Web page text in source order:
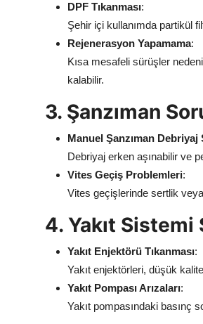
DPF Tıkanması:
Şehir içi kullanımda partikül
Rejenerasyon Yapamama:
Kısa mesafeli sürüşler
kalabilir.
3. Şanzıman
Manuel Şanzıman Debriyaj
Debriyaj erken aşınabilir ve
Vites Geçiş Problemleri:
Vites geçişlerinde sertlik
4. Yakıt Sistemi
Yakıt Enjektörü Tıkanması:
Yakıt enjektörleri, düşük
Yakıt Pompası Arızaları:
Yakıt pompasındaki basınç